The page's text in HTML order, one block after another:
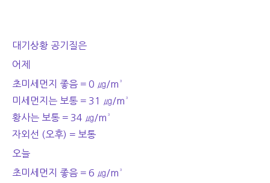
대기상황 공기질은
어제
초미세먼지 좋음 = 0 ㎍/m³
미세먼지는 보통 = 31 ㎍/m³
황사는 보통 = 34 ㎍/m³
자외선 (오후) = 보통
오늘
초미세먼지 좋음 = 6 ㎍/m³